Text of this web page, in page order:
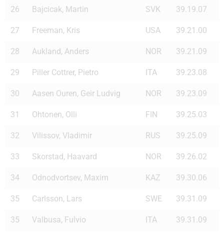
26 Bajcicak, Martin SVK 39.19.07
27 Freeman, Kris USA 39.21.00
28 Aukland, Anders NOR 39.21.09
29 Piller Cottrer, Pietro ITA 39.23.08
30 Aasen Ouren, Geir Ludvig NOR 39.23.09
31 Ohtonen, Olli FIN 39.25.03
32 Vilissov, Vladimir RUS 39.25.09
33 Skorstad, Haavard NOR 39.26.02
34 Odnodvortsev, Maxim KAZ 39.30.06
35 Carlsson, Lars SWE 39.31.09
35 Valbusa, Fulvio ITA 39.31.09